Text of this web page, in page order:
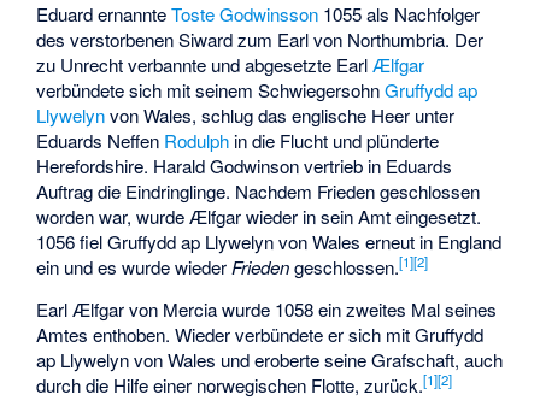
Eduard ernannteToste Godwinsson 1055 als Nachfolger
des verstorbenen Siward zum Earl von Northumbria. Der
zu Unrecht verbannte und abgesetzte EarlÆlfgar
verbündete sich mit seinem SchwiegersohnGruffydd ap
Llywelynvon Wales, schlug das englische Heer unter
Eduards Neffen Rodulph in die Flucht und plünderte
Herefordshire. Harald Godwinsonvertrieb in Eduards
Auftrag die Eindringlinge. Nachdem Frieden geschlossen
worden war, wurde Ælfgar wieder in sein Amt eingesetzt.
1056 fiel Gruffydd ap Llywelyn von Wales erneut in England
ein und es wurde wieder Friedengeschlossen.[1][2]
Earl Ælfgar von Mercia wurde 1058 ein zweites Mal seines
Amtes enthoben. Wieder verbündete er sich mit Gruffydd
ap Llywelyn von Wales und eroberte seine Grafschaft, auch
durch die Hilfe einer norwegischen Flotte, zurück.[1][2]